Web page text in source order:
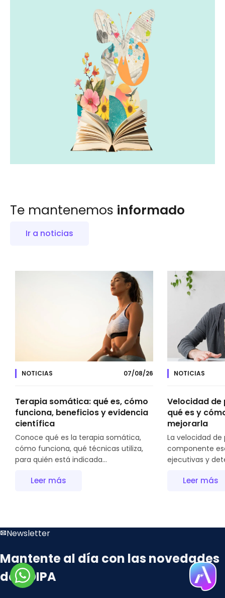
Te mantenemos informado
Ir a noticias
NOTICIAS 07/08/26
Terapia somática: qué es, cómo
funciona, beneficios y evidencia
científica
Conoce qué es la terapia somática,
cómo funciona, qué técnicas utiliza,
para quién está indicada...
Leer más
NOTICIAS
Velocidad
qué es y
mejorarla
La velocidad
componente
ejecutivas y
Leer más